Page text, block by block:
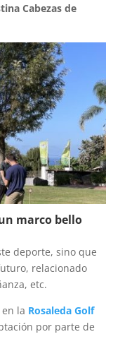
Cabezas de
marco bello
deporte, sino que
relacionado
etc.
la Rosaleda Golf
por parte de